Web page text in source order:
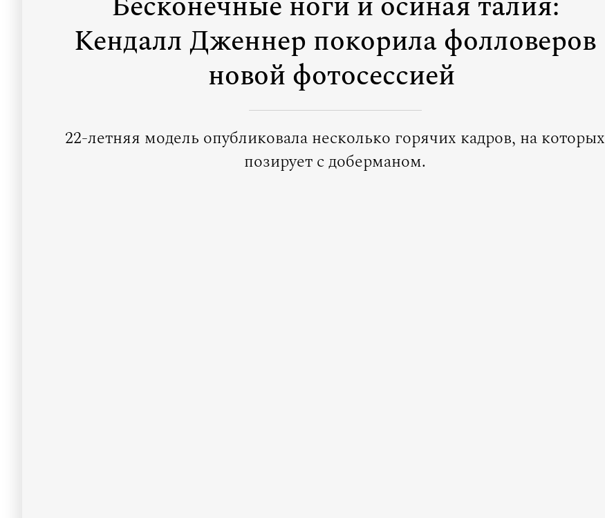
Кендалл Дженнер покорила фолловеров
новой фотосессией
22-летняя модель опубликовала несколько горячих кадров, на которых
позирует с доберманом.